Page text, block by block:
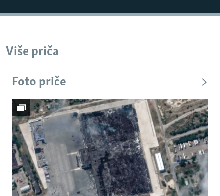
Više priča
Foto priče